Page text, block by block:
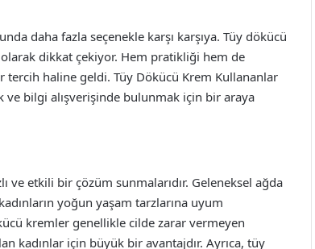
daha fazla seçenekle karşı karşıya. Tüy dökücü
dikkat çekiyor. Hem pratikliği hem de
tercih haline geldi. Tüy Dökücü Krem Kullananlar
bilgi alışverişinde bulunmak için bir araya
ve etkili bir çözüm sunmalarıdır. Geleneksel ağda
yoğun yaşam tarzlarına uyum
kremler genellikle cilde zarar vermeyen
kadınlar için büyük bir avantajdır. Ayrıca, tüy